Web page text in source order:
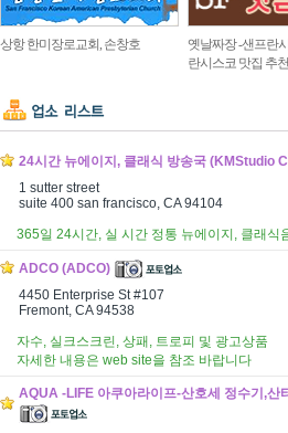
상항 한미장로교회, 손창호
옛날짜장 -샌프란
란시스코 맛집 추천
24시간 뉴에이지, 클래식 방송국 (KMStudio
1 sutter street
suite 400 san francisco, CA 94104
365일 24시간, 실 시간 정통 뉴에이지, 클래식
ADCO (ADCO)
4450 Enterprise St #107
Fremont, CA 94538
자수, 실크스크린, 상패, 트로피 및 광고상품
자세한 내용은 web site을 참조 바랍니다
AQUA -LIFE 아쿠아라이프-산호세 정수기,